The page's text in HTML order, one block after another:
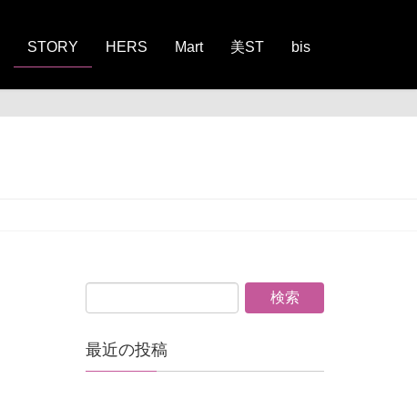
STORY HERS Mart 美ST bis
最近の投稿